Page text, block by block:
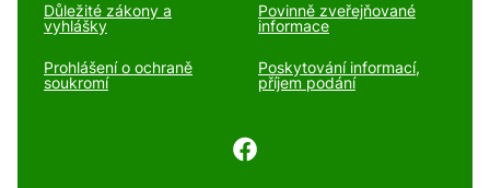
Důležité zákony a
vyhlášky
Povinně zveřejňované
informace
Prohlášení o ochraně
soukromí
Poskytování informací,
příjem podání